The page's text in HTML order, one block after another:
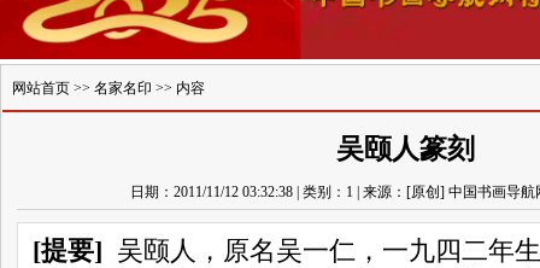
网站首页 >> 名家名印 >> 内容
吴颐人篆刻
日期：2011/11/12 03:32:38 | 类别：1 | 来源：[原创] 中国书画导
[提要] 吴颐人，原名吴一仁，一九四二年